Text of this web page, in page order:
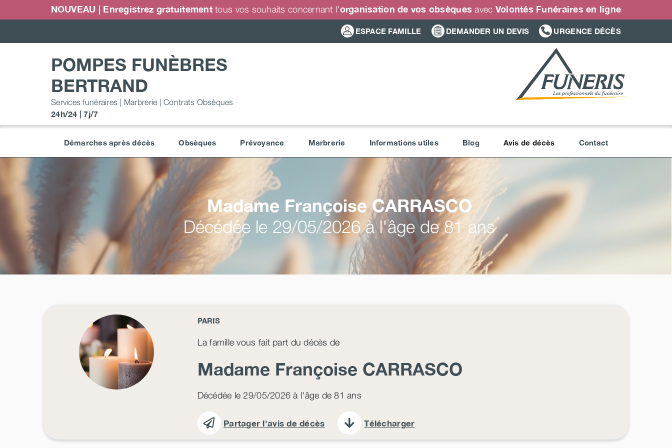
au
NOUVEAU | Enregistrez gratuitement tous vos souhaits concernant l'organisation de vos obsèques avec Volontés Funéraires en ligne
ESPACE FAMILLE DEMANDER UN DEVIS URGENCE DÉCÈS
POMPES FUNÈBRES
BERTRAND
Services funéraires | Marbrerie | Contrats Obsèques
24h/24 | 7j/7
Démarches après décès Obsèques Prévoyance Marbrerie Informations utiles Blog Avis de décès Contact
Madame FrançoiseCARRASCO
Décédée le 29/05/2026 à l'âge de 81 ans
PARIS
La famille vous fait part du décès de
Madame Françoise CARRASCO
Décédée le 29/05/2026 à l'âge de 81 ans
Partager l'avis de décès Télécharger